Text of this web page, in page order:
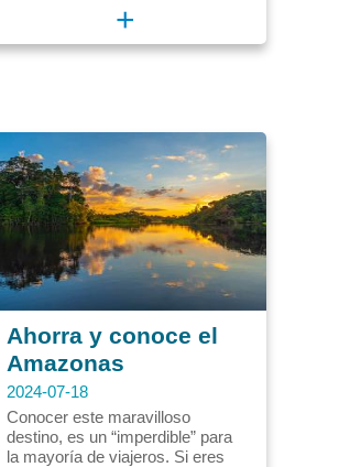
+
Ahorra y conoce el
Amazonas
2024-07-18
Conocer este maravilloso
destino, es un “imperdible” para
la mayoría de viajeros. Si eres